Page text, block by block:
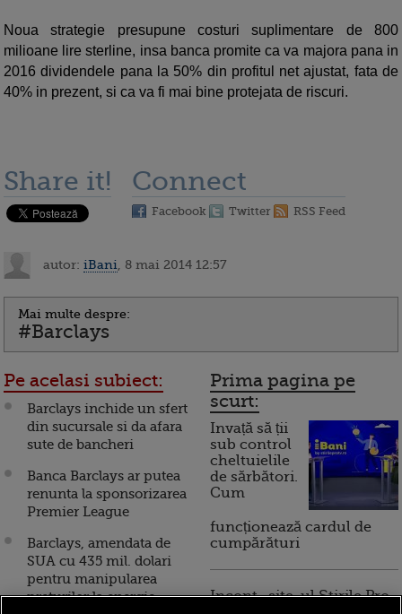
Noua strategie presupune costuri suplimentare de 800
milioane lire sterline, insa banca promite ca va majora pana in
2016 dividendele pana la 50% din profitul net ajustat, fata de
40% in prezent, si ca va fi mai bine protejata de riscuri.
Share it! Connect
Facebook Twitter RSS Feed
autor: iBani , 8 mai 2014 12:57
Mai multe despre:
#Barclays
Pe acelasi subiect:
Barclays inchide un sfert
din sucursale si da afara
sute de bancheri
Banca Barclays ar putea
renunta la sponsorizarea
Premier League
Barclays, amendata de
SUA cu 435 mil. dolari
pentru manipularea
preturilor la energie
Prima pagina pe
scurt:
Invață să ții
sub control
cheltuielile
de sărbători.
Cum
funcționează cardul de
cumpărături
Incont , site-ul Știrile Pro